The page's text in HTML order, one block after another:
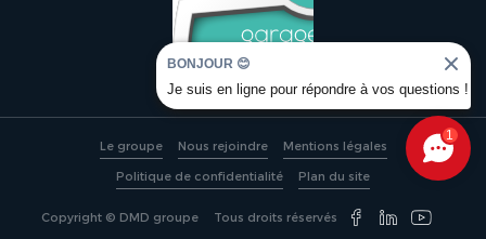
Le groupe Nous rejoindre Mentions légales
Politique de confidentialité Plan du site
Copyright © DMD groupe Tous droits réservés
1
BONJOUR 😊
Je suis en ligne pour répondre à vos questions !